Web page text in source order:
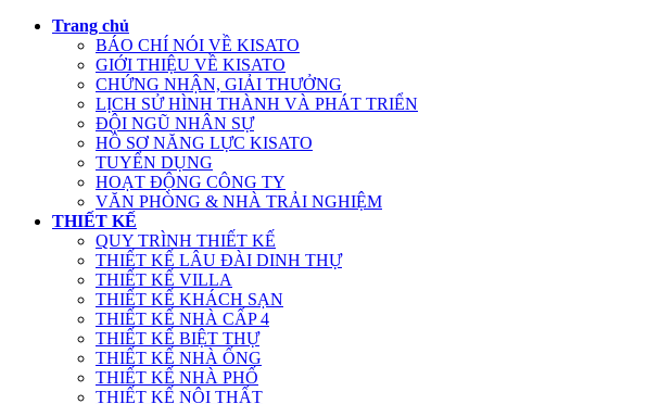
Trang chủ
BÁO CHÍ NÓI VỀ KISATO
GIỚI THIỆU VỀ KISATO
CHỨNG NHẬN, GIẢI THƯỞNG
LỊCH SỬ HÌNH THÀNH VÀ PHÁT TRIỂN
ĐỘI NGŨ NHÂN SỰ
HỒ SƠ NĂNG LỰC KISATO
TUYỂN DỤNG
HOẠT ĐỘNG CÔNG TY
VĂN PHÒNG & NHÀ TRẢI NGHIỆM
THIẾT KẾ
QUY TRÌNH THIẾT KẾ
THIẾT KẾ LÂU ĐÀI DINH THỰ
THIẾT KẾ VILLA
THIẾT KẾ KHÁCH SẠN
THIẾT KẾ NHÀ CẤP 4
THIẾT KẾ BIỆT THỰ
THIẾT KẾ NHÀ ỐNG
THIẾT KẾ NHÀ PHỐ
THIẾT KẾ NỘI THẤT